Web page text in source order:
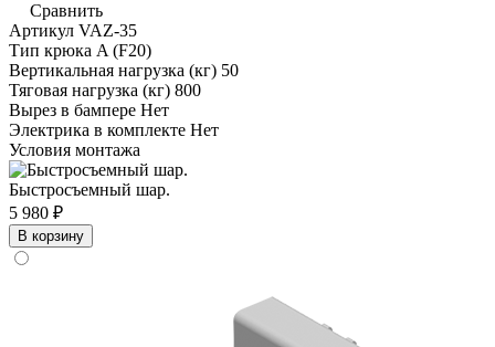
Сравнить
Артикул VAZ-35
Тип крюка A (F20)
Вертикальная нагрузка (кг) 50
Тяговая нагрузка (кг) 800
Вырез в бампере Нет
Электрика в комплекте Нет
Условия монтажа
Быстросъемный шар.
5 980 ₽
В корзину